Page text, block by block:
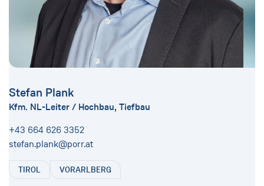
Stefan Plank
Kfm. NL-Leiter / Hochbau, Tiefbau
+43 664 626 3352
stefan.plank@porr.at
TIROL VORARLBERG